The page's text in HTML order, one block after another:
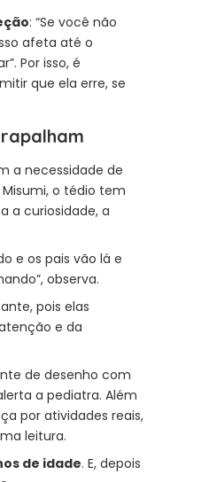
: “Se você não
afeta até o
Por isso, é
que ela erre, se
a necessidade de
o tédio tem
a curiosidade, a
e os pais vão lá e
observa.
pois elas
e da
de desenho com
a pediatra. Além
por atividades reais,
leitura.
de idade. E, depois